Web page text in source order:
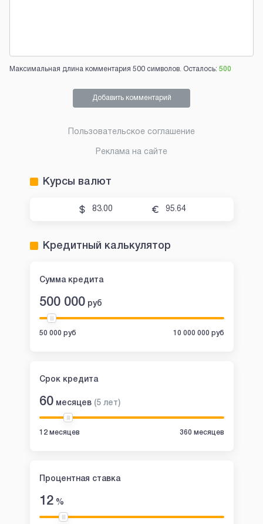
Максимальная длина комментария 500 символов. Осталось: 500
Добавить комментарий
Пользовательское соглашение
Реклама на сайте
Курсы валют
83.00 95.64
Кредитный калькулятор
Сумма кредита
500 000 руб
50 000 руб 10 000 000 руб
Срок кредита
60 месяцев (5 лет)
12 месяцев 360 месяцев
Процентная ставка
12%